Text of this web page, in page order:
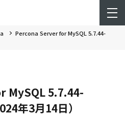
Percona Server for MySQL 5.7.44-
MySQL 5.7.44-
年3月14日）